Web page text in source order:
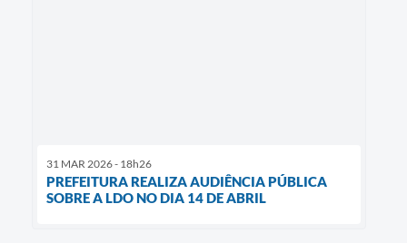
31 MAR 2026 - 18h26
PREFEITURA REALIZA AUDIÊNCIA PÚBLICA
SOBRE A LDO NO DIA 14 DE ABRIL